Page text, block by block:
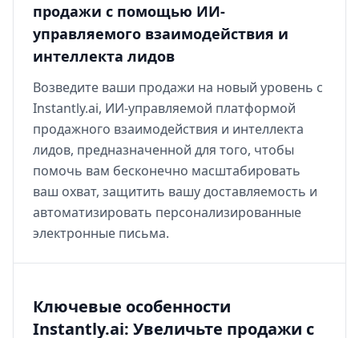
продажи с помощью ИИ-
управляемого взаимодействия и
интеллекта лидов
Возведите ваши продажи на новый уровень с
Instantly.ai, ИИ-управляемой платформой
продажного взаимодействия и интеллекта
лидов, предназначенной для того, чтобы
помочь вам бесконечно масштабировать
ваш охват, защитить вашу доставляемость и
автоматизировать персонализированные
электронные письма.
Ключевые особенности
Instantly.ai: Увеличьте продажи с